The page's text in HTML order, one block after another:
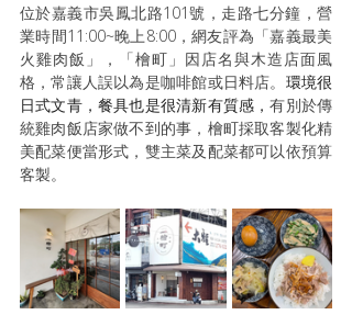
位於嘉義市吳鳳北路101號，走路七分鐘，營
業時間11:00~晚上8:00，網友評為「嘉義最美
火雞肉飯」，「檜町」因店名與木造店面風
格，常讓人誤以為是咖啡館或日料店。 環境很
日式文青，餐具也是很清新有質感，有別於傳
統雞肉飯店家做不到的事，檜町採取客製化精
美配菜便當形式，雙主菜及配菜都可以依預算
客製。